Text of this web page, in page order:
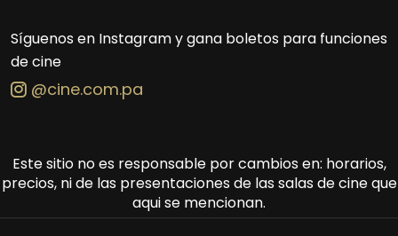
Síguenos en Instagram y gana boletos para funciones
de cine
@cine.com.pa
Este sitio no es responsable por cambios en: horarios,
precios, ni de las presentaciones de las salas de cine que
aqui se mencionan.